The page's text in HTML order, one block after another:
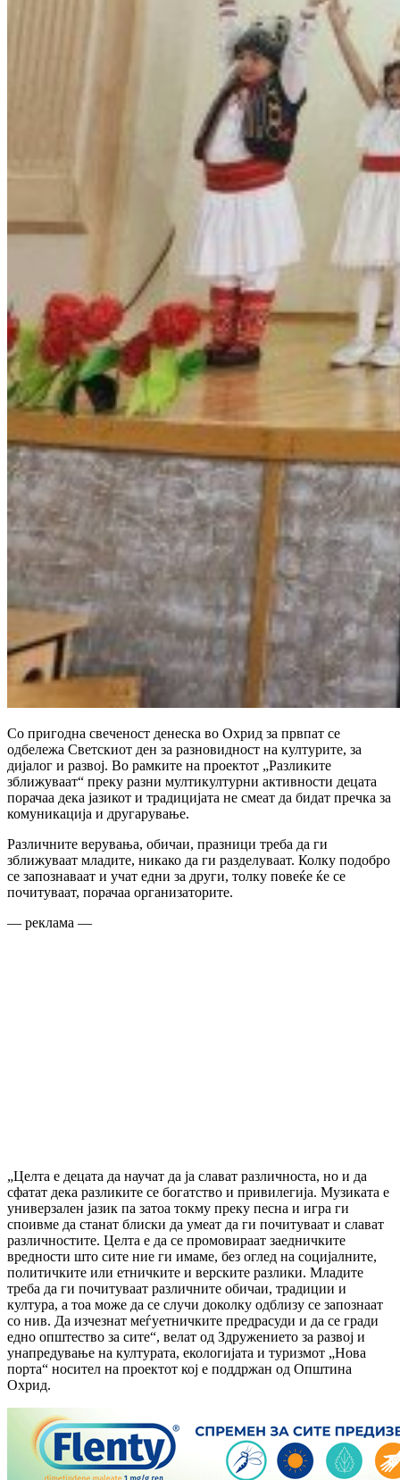
Со пригодна свеченост денеска во Охрид за првпат се
одбележа Светскиот ден за разновидност на културите, за
дијалог и развој. Во рамките на проектот „Разликите
зближуваат“ преку разни мултикултурни активности децата
порачаа дека јазикот и традицијата не смеат да бидат пречка за
комуникација и другарување.
Различните верувања, обичаи, празници треба да ги
зближуваат младите, никако да ги разделуваат. Колку подобро
се запознаваат и учат едни за други, толку повеќе ќе се
почитуваат, порачаа организаторите.
— реклама —
„Целта е децата да научат да ја слават различноста, но и да
сфатат дека разликите се богатство и привилегија. Музиката е
универзален јазик па затоа токму преку песна и игра ги
споивме да станат блиски да умеат да ги почитуваат и слават
различностите. Целта е да се промовираат заедничките
вредности што сите ние ги имаме, без оглед на социјалните,
политичките или етничките и верските разлики. Младите
треба да ги почитуваат различните обичаи, традиции и
култура, а тоа може да се случи доколку одблизу се запознаат
со нив. Да изчезнат меѓуетничките предрасуди и да се гради
едно општество за сите“, велат од Здружението за развој и
унапредување на културата, екологијата и туризмот „Нова
порта“ носител на проектот кој е поддржан од Општина
Охрид.